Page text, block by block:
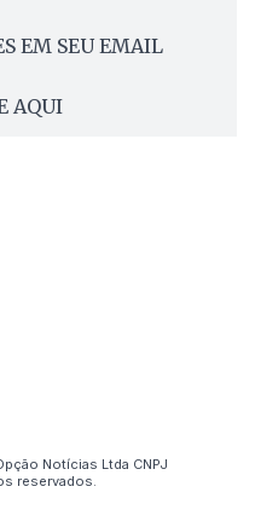
EM SEU EMAIL
AQUI
Notícias Ltda CNPJ
reservados.